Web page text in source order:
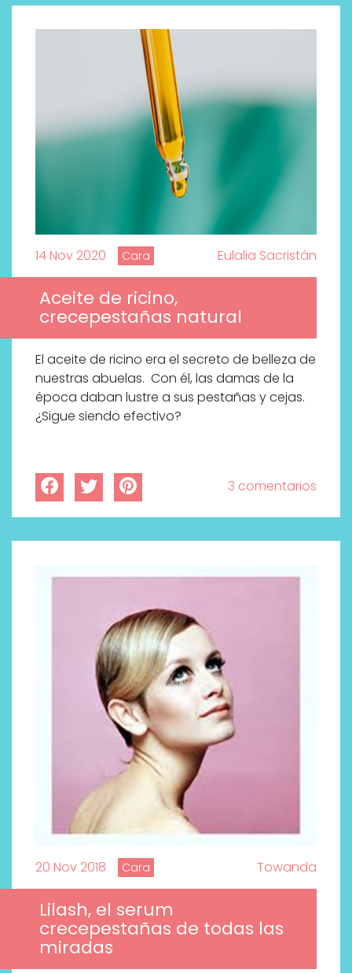
14 Nov 2020 Cara Eulalia Sacristán
Aceite de ricino,
crecepestañas natural
El aceite de ricino era el secreto de belleza de
nuestras abuelas. Con él, las damas de la
época daban lustre a sus pestañas y cejas.
¿Sigue siendo efectivo?
3 comentarios
20 Nov 2018 Cara Towanda
Lilash, el serum
crecepestañas de todas las
miradas